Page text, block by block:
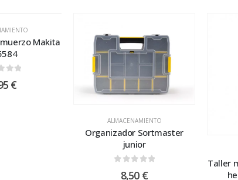
Makita
€
ALMACENAMIENTO
Organizador Sortmaster
junior
8,50 €
Taller